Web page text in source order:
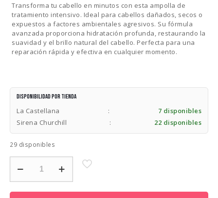
Transforma tu cabello en minutos con esta ampolla de
tratamiento intensivo. Ideal para cabellos dañados, secos o
expuestos a factores ambientales agresivos. Su fórmula
avanzada proporciona hidratación profunda, restaurando la
suavidad y el brillo natural del cabello. Perfecta para una
reparación rápida y efectiva en cualquier momento.
Disponibilidad por tienda
La Castellana :
7 disponibles
Sirena Churchill
: 22 disponibles
29 disponibles